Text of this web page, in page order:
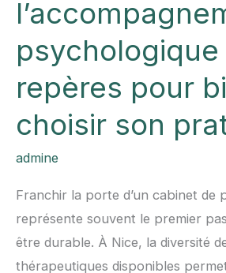
psychologique
repères pour
choisir son
admine
Franchir la porte d’un cabinet de
représente souvent le premier
être durable. À Nice, la diversité
thérapeutiques disponibles